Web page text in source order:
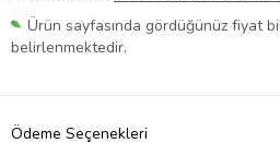
Ürün sayfasında gördüğünüz fiyat
belirlenmektedir.
Ödeme Seçenekleri